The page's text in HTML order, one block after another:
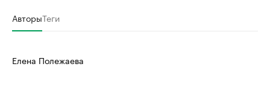
АвторыТеги
Елена Полежаева